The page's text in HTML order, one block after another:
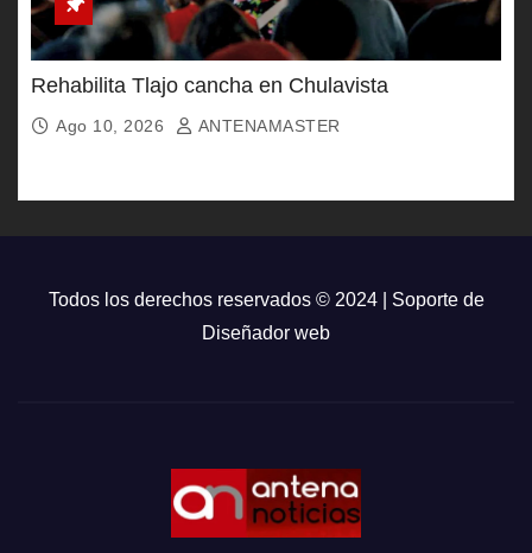
Rehabilita Tlajo cancha en Chulavista
Ago 10, 2026 ANTENAMASTER
Todos los derechos reservados © 2024 | Soporte de
Diseñador web